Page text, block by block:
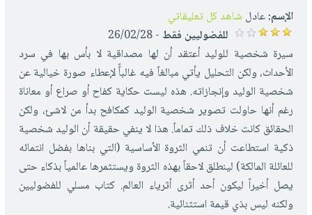
الإسم:عادل شاهد كل تعليقاتي
للفضوليين فقط - 26/02/28
سيرة شخصية للوليد أعتقد أن لها مصداقية لا بأس بها في سرد
الأحداث، ولكن التحليل يأتي مبالغاً فيه غالباًً لإعطاء صورة خيالية عن
شخصية الوليد وإنجازاته. هذه ليست حكاية كفاح أو صراع أو معاناة
رغم أنها حاولت تصوير شخصية الوليد كمكافح بدأ من لاشئ، ولكن
الحقائق كانت خلاف ذلك تماماً. هذا لا ينفي حقيقة أن الوليد شخصية
ذكية استطاعت أن تنمي الثروة الأساسية (التي بناها بفضل انتمائه
للعائلة المالكة) لينطلق لاحقاً بهذه الثروة ويستثمرها عالمياً بذكاء حتى
يصل أخيراً ليكون أحد أثرى أثرياء العالم. كتاب مسلي للفضوليين
ولكنه ليس بذي قيمة استثنائية.